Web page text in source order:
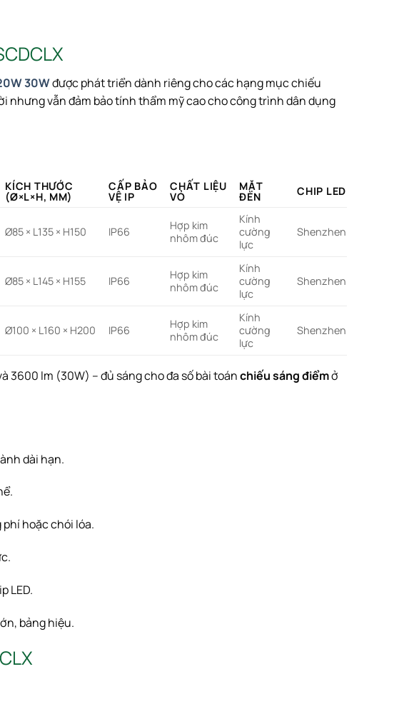
30Wđược phát triển dành riêng cho các hạng mục chiếu
nhưng vẫn đảm bảo tính thẩm mỹ cao cho công trình dân dụng
KÍCH THƯỚC
(Ø×L×H, MM)
CẤP BẢO
VỆ IP
CHẤT LIỆU
VỎ
MẶT
ĐÈN CHIP LED
Ø85 × L135 × H150 IP66
Hợp kim
nhôm đúc
Kính
cường
lực
Shenzhen
Ø85 × L145 × H155 IP66
Hợp kim
nhôm đúc
Kính
cường
lực
Shenzhen
Ø100 × L160 × H200 IP66
Hợp kim
nhôm đúc
Kính
cường
lực
Shenzhen
3600 lm (30W) – đủ sáng cho đa số bài toánchiếu sáng điểmở
dài hạn.
hoặc chói lóa.
LED.
bảng hiệu.